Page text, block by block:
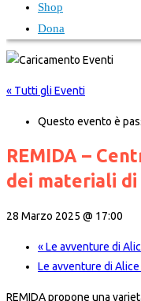
Shop
Dona
« Tutti gli Eventi
Questo evento è
REMIDA –
dei materiali di
28 Marzo 2025 @ 17:00
«Le avventure di
Le avventure di
REMIDA propone una